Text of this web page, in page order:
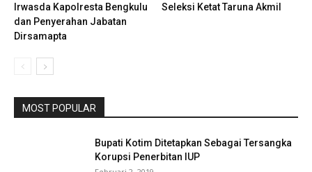
Irwasda Kapolresta Bengkulu
dan Penyerahan Jabatan
Dirsamapta
Seleksi Ketat Taruna Akmil
MOST POPULAR
Bupati Kotim Ditetapkan Sebagai Tersangka
Korupsi Penerbitan IUP